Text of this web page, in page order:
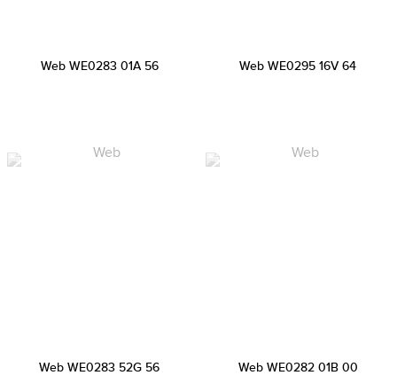
Web WE0283 01A 56 Web WE0295 16V 64
Web WE0283 52G 56 Web WE0282 01B 00